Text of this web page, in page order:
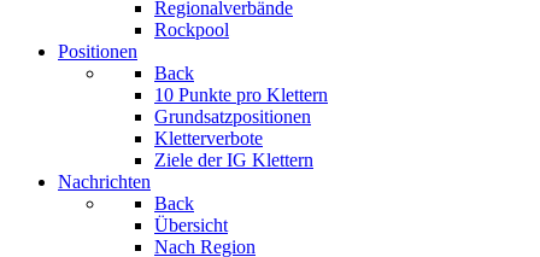
Regionalverbände
Rockpool
Positionen
Back
10 Punkte pro Klettern
Grundsatzpositionen
Kletterverbote
Ziele der IG Klettern
Nachrichten
Back
Übersicht
Nach Region